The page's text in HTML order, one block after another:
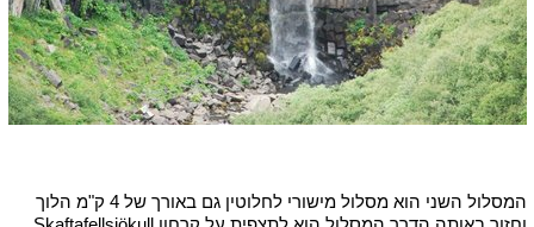
המסלול השני הוא מסלול מישורי לחלוטין גם באורך של 4 ק"מ הלוך